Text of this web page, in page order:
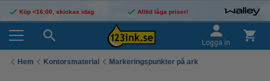
Köp <16:00, skickas idag Alltid låga priser!
Logga in
Hem Kontorsmaterial Markeringspunkter på ark